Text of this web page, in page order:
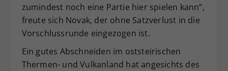
zumindest noch eine Partie hier spielen kann“,
freute sich Novak, der ohne Satzverlust in die
Vorschlussrunde eingezogen ist.
Ein gutes Abschneiden im oststeirischen
Thermen- und Vulkanland hat angesichts des